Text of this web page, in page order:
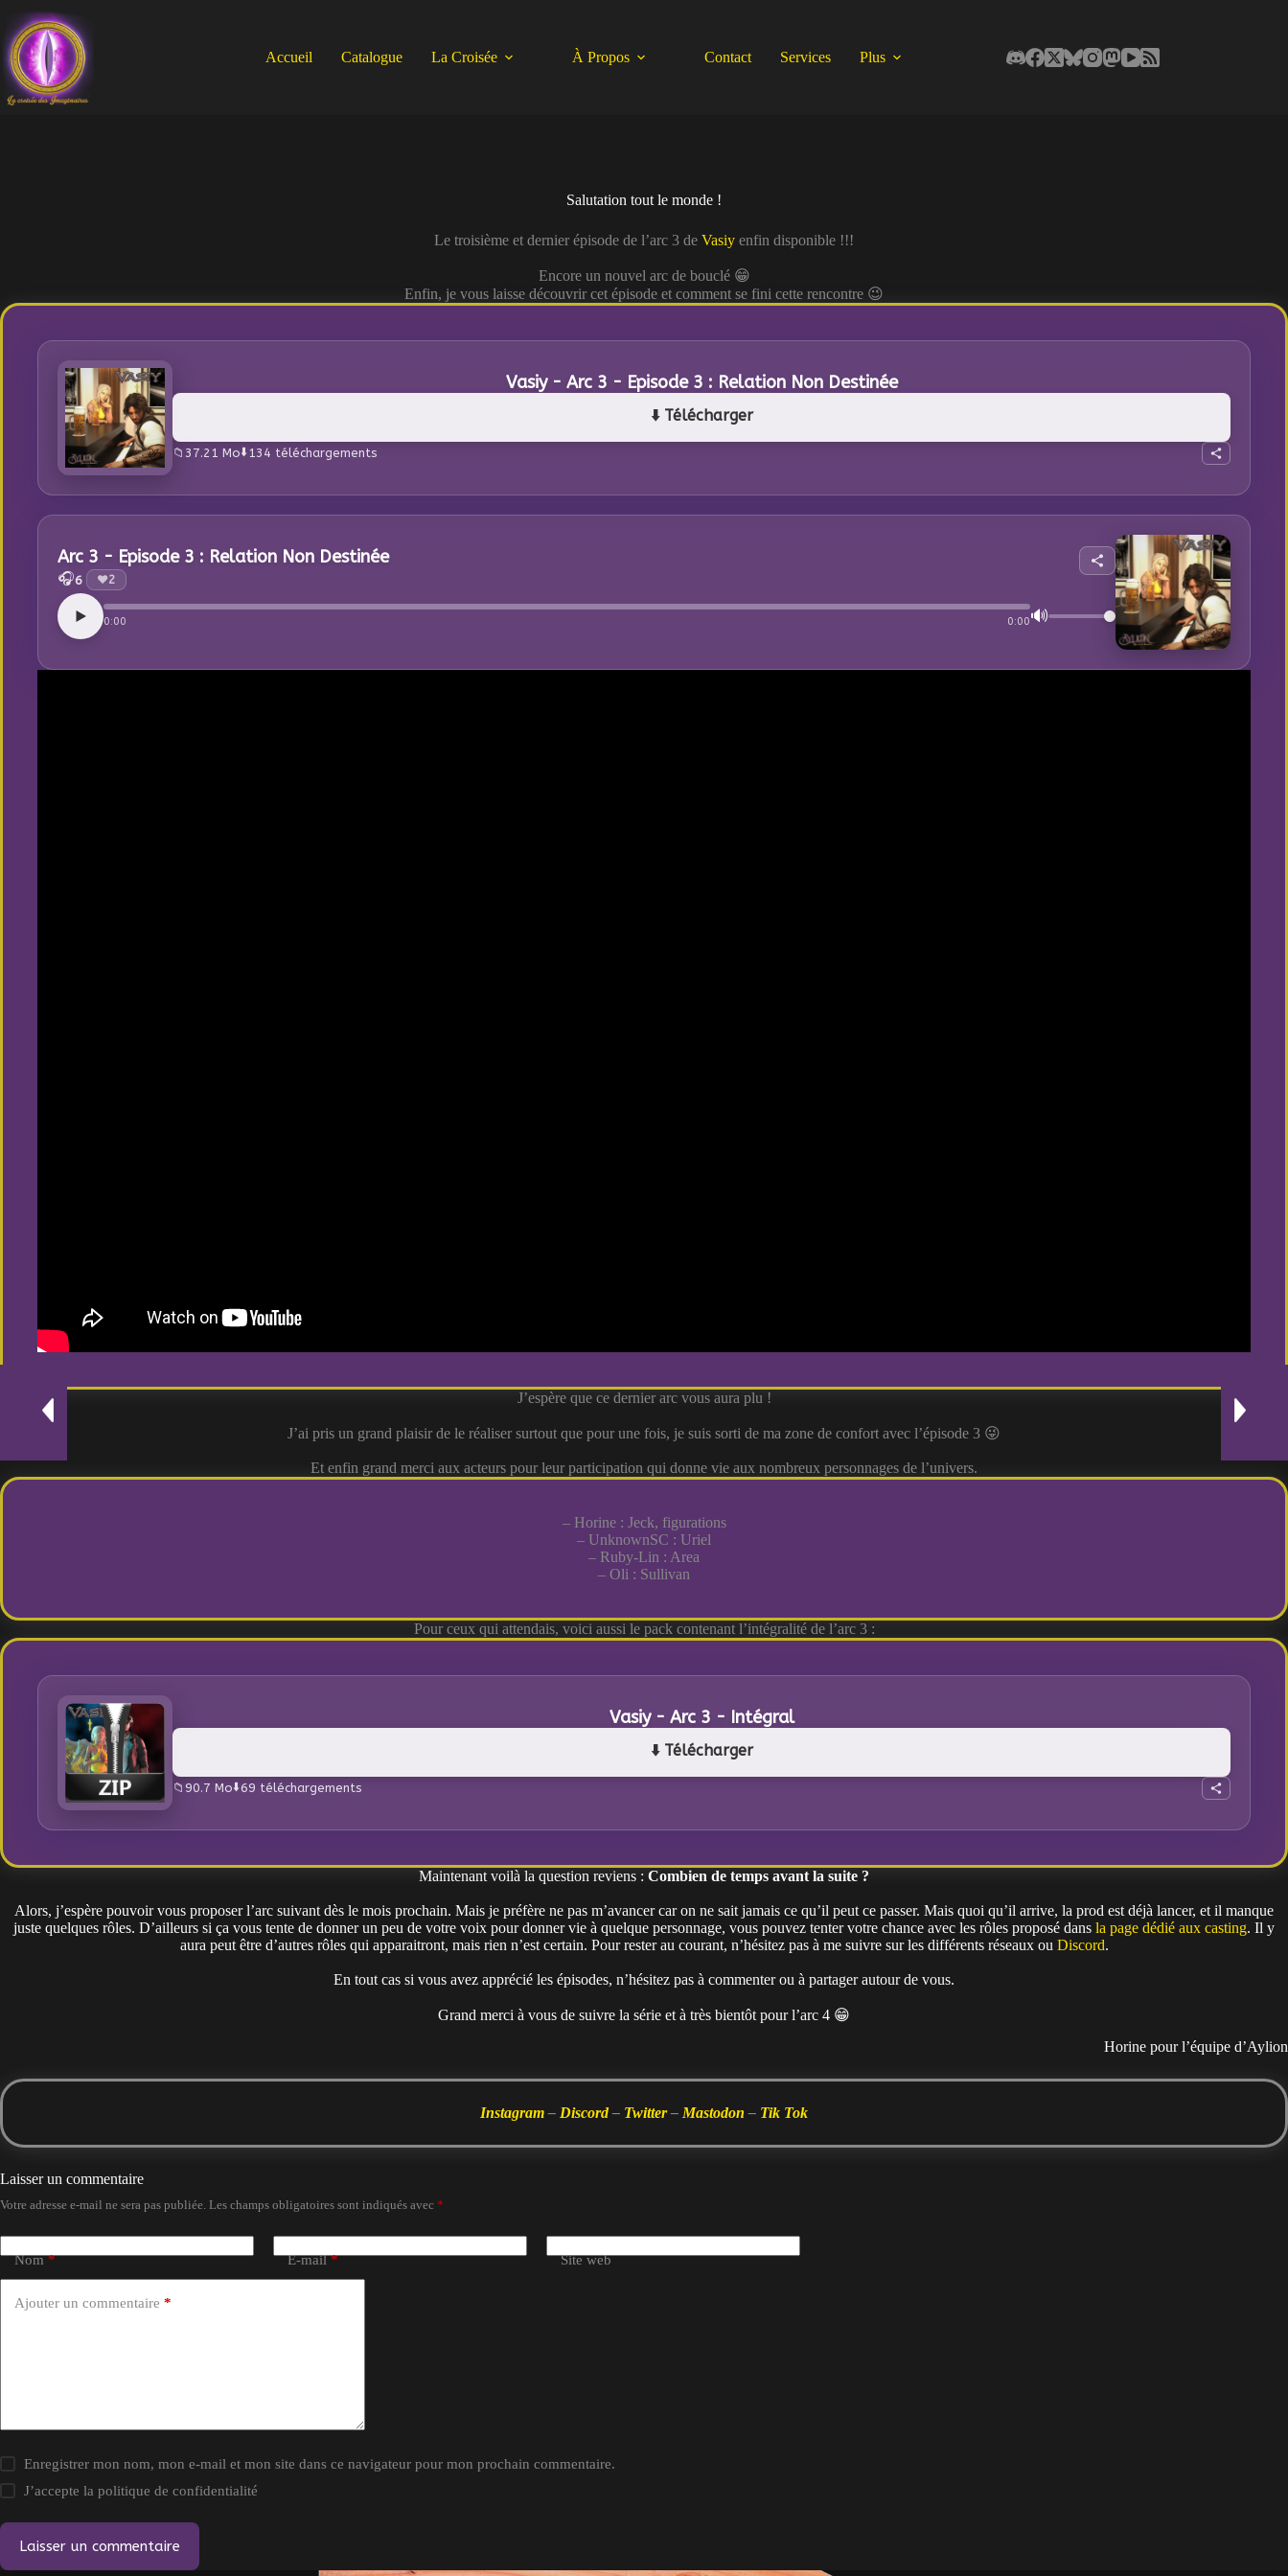
contenu
Accueil
Catalogue La Croisée À Propos Contact Services Plus
Salutation tout le monde !
Le troisième et dernier épisode de l’arc 3 de Vasiy enfin disponible !!!
Encore un nouvel arc de bouclé 😁
Enfin, je vous laisse découvrir cet épisode et comment se fini cette rencontre 😉
Vasiy - Arc 3 - Episode 3 : Relation Non Destinée
⬇️ Télécharger
37.21 Mo 134 téléchargements
Arc 3 - Episode 3 : Relation Non Destinée
🎧6 ❤️2
0:00 0:00🔊
J’espère que ce dernier arc vous aura plu !
J’ai pris un grand plaisir de le réaliser surtout que pour une fois, je suis sorti de ma zone de confort avec l’épisode 3 😜
Et enfin grand merci aux acteurs pour leur participation qui donne vie aux nombreux personnages de l’univers.
– Horine : Jeck, figurations
– UnknownSC : Uriel
– Ruby-Lin : Area
– Oli : Sullivan
Pour ceux qui attendais, voici aussi le pack contenant l’intégralité de l’arc 3 :
Vasiy - Arc 3 - Intégral
⬇️ Télécharger
90.7 Mo 69 téléchargements
Maintenant voilà la question reviens : Combien de temps avant la suite ?
Alors, j’espère pouvoir vous proposer l’arc suivant dès le mois prochain. Mais je préfère ne pas m’avancer car on ne sait jamais ce qu’il peut ce passer. Mais quoi qu’il arrive, la prod est déjà lancer, et il manque
juste quelques rôles. D’ailleurs si ça vous tente de donner un peu de votre voix pour donner vie à quelque personnage, vous pouvez tenter votre chance avec les rôles proposé dans la page dédié aux casting. Il y
aura peut être d’autres rôles qui apparaitront, mais rien n’est certain. Pour rester au courant, n’hésitez pas à me suivre sur les différents réseaux ou Discord.
En tout cas si vous avez apprécié les épisodes, n’hésitez pas à commenter ou à partager autour de vous.
Grand merci à vous de suivre la série et à très bientôt pour l’arc 4 😁
Horine pour l’équipe d’Aylion
Instagram– Discord– Twitter – Mastodon – Tik Tok
Laisser un commentaire
Votre adresse e-mail ne sera pas publiée. Les champs obligatoires sont indiqués avec *
Nom* E-mail* Site web
Ajouter un commentaire *
Enregistrer mon nom, mon e-mail et mon site dans ce navigateur pour mon prochain commentaire.
J’accepte lapolitique de confidentialité
Laisser un commentaire